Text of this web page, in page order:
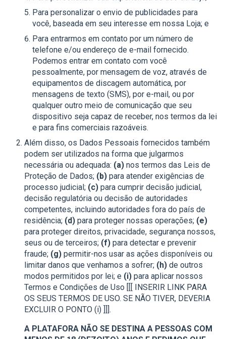
Para personalizar o envio de publicidades para
você, baseada em seu interesse em nossa Loja; e
Para entrarmos em contato por um número de
telefone e/ou endereço de e-mail fornecido.
Podemos entrar em contato com você
pessoalmente, por mensagem de voz, através de
equipamentos de discagem automática, por
mensagens de texto (SMS), por e-mail, ou por
qualquer outro meio de comunicação que seu
dispositivo seja capaz de receber, nos termos da lei
e para fins comerciais razoáveis.
Além disso, os Dados Pessoais fornecidos também
podem ser utilizados na forma que julgarmos
necessária ou adequada: (a) nos termos das Leis de
Proteção de Dados; (b) para atender exigências de
processo judicial; (c) para cumprir decisão judicial,
decisão regulatória ou decisão de autoridades
competentes, incluindo autoridades fora do país de
residência; (d) para proteger nossas operações; (e)
para proteger direitos, privacidade, segurança nossos,
seus ou de terceiros; (f) para detectar e prevenir
fraude; (g) permitir-nos usar as ações disponíveis ou
limitar danos que venhamos a sofrer; (h) de outros
modos permitidos por lei; e (i) para aplicar nossos
Termos e Condições de Uso [[[ INSERIR LINK PARA
OS SEUS TERMOS DE USO. SE NÃO TIVER, DEVERIA
EXCLUIR O PONTO (i) ]]].
A PLATAFORA NÃO SE DESTINA A PESSOAS COM